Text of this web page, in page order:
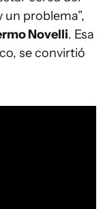
problema”,
Novelli. Esa
se convirtió